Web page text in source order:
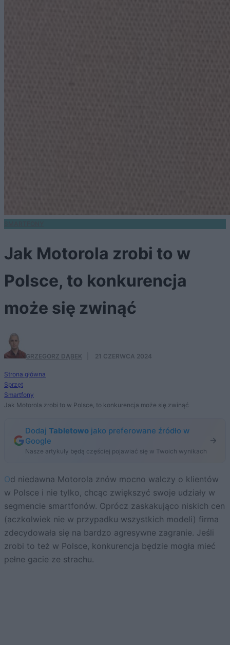
Jak Motorola zrobi to w
Polsce, to konkurencja
może się zwinąć
GRZEGORZ DĄBEK 21 CZERWCA 2024
Strona główna
Sprzęt
Smartfony
Jak Motorola zrobi to w Polsce, to konkurencja może się zwinąć
Dodaj Tabletowo jako preferowane źródło w
Google
Nasze artykuły będą częściej pojawiać się w Twoich wynikach
Od niedawna Motorola znów mocno walczy o klientów
w Polsce i nie tylko, chcąc zwiększyć swoje udziały w
segmencie smartfonów. Oprócz zaskakująco niskich cen
(aczkolwiek nie w przypadku wszystkich modeli) firma
zdecydowała się na bardzo agresywne zagranie. Jeśli
zrobi to też w Polsce, konkurencja będzie mogła mieć
pełne gacie ze strachu.